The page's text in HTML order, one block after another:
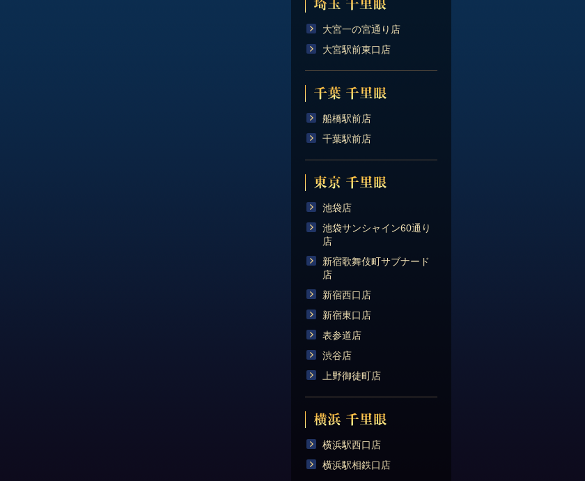
大宮一の宮通り店
大宮駅前東口店
船橋駅前店
千葉駅前店
池袋店
池袋サンシャイン60通り
店
新宿歌舞伎町サブナード
店
新宿西口店
新宿東口店
表参道店
渋谷店
上野御徒町店
横浜駅西口店
横浜駅相鉄口店